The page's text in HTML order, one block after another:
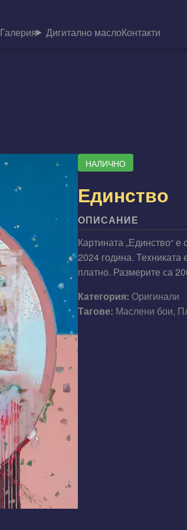
Галерия Дигитално маслоКонтакти
НАЛИЧНО
Единство
ОПИСАНИЕ
Картината „Единство“
2024 година. Техниката
платно. Размерите са
Категория: Оригинали
Тагове: Маслени бои,